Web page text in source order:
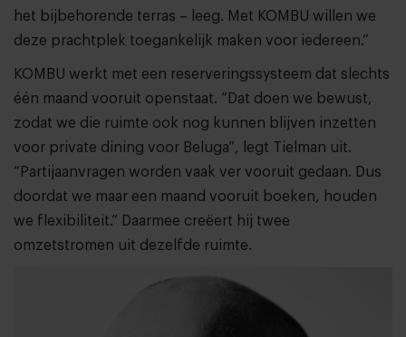
het bijbehorende terras – leeg. Met KOMBU willen we
deze prachtplek toegankelijk maken voor iedereen.”
KOMBU werkt met een reserveringssysteem dat slechts
één maand vooruit openstaat. “Dat doen we bewust,
zodat we die ruimte ook nog kunnen blijven inzetten
voor private dining voor Beluga”, legt Tielman uit.
“Partijaanvragen worden vaak ver vooruit gedaan. Dus
doordat we maar een maand vooruit boeken, houden
we flexibiliteit.” Daarmee creëert hij twee
omzetstromen uit dezelfde ruimte.